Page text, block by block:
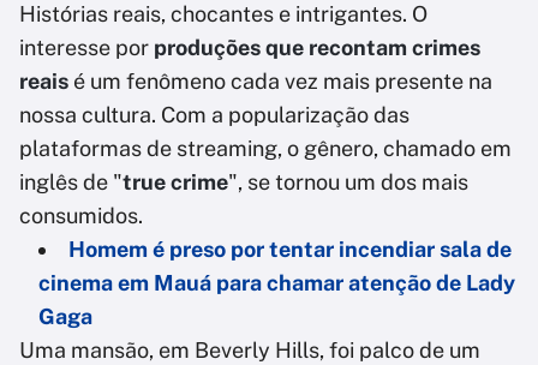
Histórias reais, chocantes e intrigantes. O
interesse por produções que recontam crimes
reais é um fenômeno cada vez mais presente na
nossa cultura. Com a popularização das
plataformas de streaming, o gênero, chamado em
inglês de "true crime", se tornou um dos mais
consumidos.
Homem é preso por tentar incendiar sala de
cinema em Mauá para chamar atenção de Lady
Gaga
Uma mansão, em Beverly Hills, foi palco de um